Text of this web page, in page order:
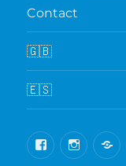
Contact
🇬🇧
🇪🇸
Facebook